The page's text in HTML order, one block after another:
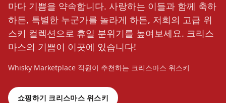
마다 기쁨을 약속합니다. 사랑하는 이들과 함께 축하
하든, 특별한 누군가를 놀라게 하든, 저희의 고급 위
스키 컬렉션으로 휴일 분위기를 높여보세요. 크리스
마스의 기쁨이 이곳에 있습니다!
Whisky Marketplace 직원이 추천하는 크리스마스 위스키
쇼핑하기 크리스마스 위스키